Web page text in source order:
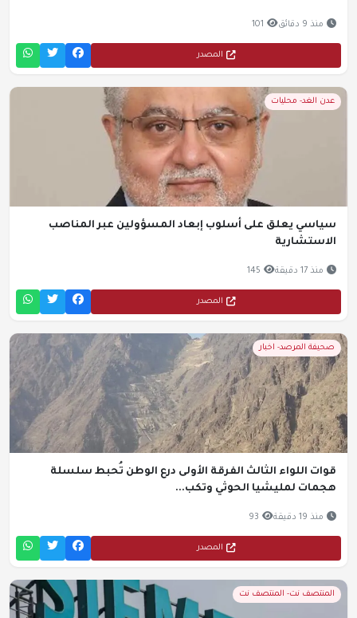
منذ 9 دقائق 101
المصدر
عدن الغد- محليات
سياسي يعلق على أسلوب إبعاد المسؤولين عبر المناصب
الاستشارية
منذ 17 دقيقة 145
المصدر
صحيفة المرصد- اخبار
قوات اللواء الثالث الفرقة الأولى درع الوطن تُحبط سلسلة
هجمات لمليشيا الحوثي وتكب...
منذ 19 دقيقة 93
المصدر
المنتصف نت- المنتصف نت